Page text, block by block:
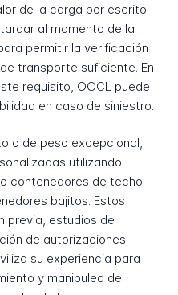
de la carga por escrito
al momento de la
permitir la verificación
transporte suficiente. En
requisito, OOCL puede
en caso de siniestro.
o de peso excepcional,
utilizando
contenedores de techo
bajitos. Estos
previa, estudios de
de autorizaciones
su experiencia para
y manipuleo de